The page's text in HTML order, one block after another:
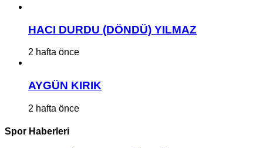
HACI DURDU (DÖNDÜ) YILMAZ
2 hafta önce
AYGÜN KIRIK
2 hafta önce
Spor Haberleri